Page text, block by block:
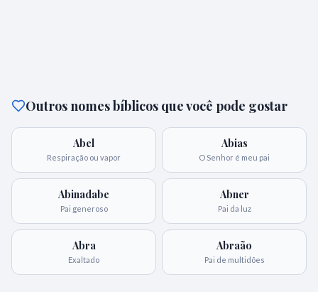
Outros nomes bíblicos que você pode gostar
Abel
Respiração ou vapor
Abias
O Senhor é meu pai
Abinadabe
Pai generoso
Abner
Pai da luz
Abra
Exaltado
Abraão
Pai de multidões